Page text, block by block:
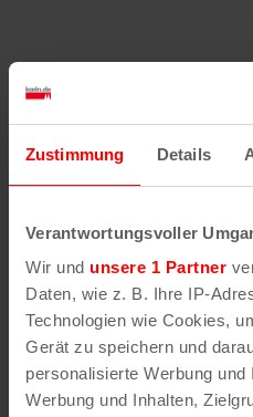
Zustimmung Details
Verantwortungsvoller
Wir und unsere 1 Partner
Daten, wie z. B. Ihre IP-
Technologien wie Cookies,
Gerät zu speichern und
personalisierte Werbung
Werbung und Inhalten,